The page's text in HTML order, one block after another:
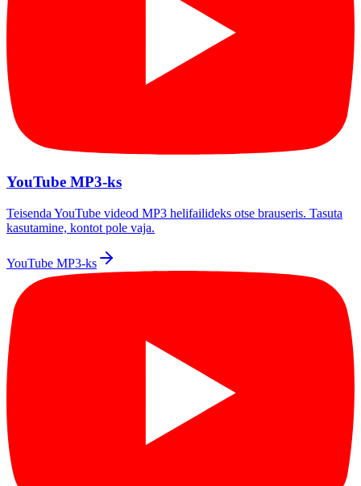
YouTube MP3-ks
Teisenda YouTube videod MP3 helifailideks otse brauseris. Tasuta
kasutamine, kontot pole vaja.
YouTube MP3-ks